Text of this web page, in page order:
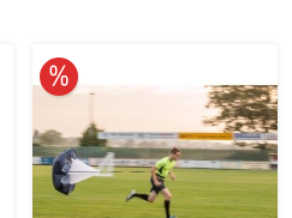
10% reduziert